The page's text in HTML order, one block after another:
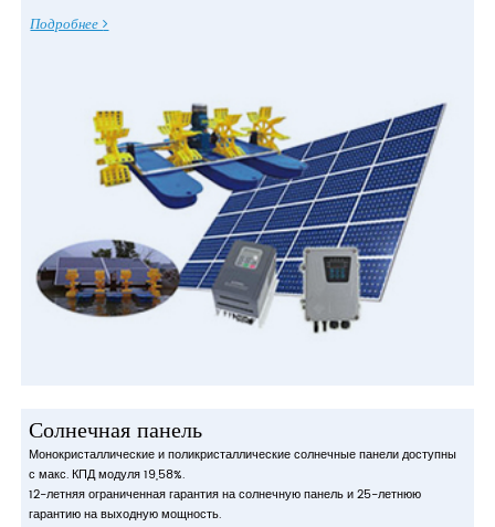
Подробнее
Солнечная панель
Монокристаллические и поликристаллические солнечные панели доступны
с макс. КПД модуля 19,58%.
12-летняя ограниченная гарантия на солнечную панель и 25-летнюю
гарантию на выходную мощность.